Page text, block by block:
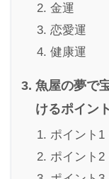
金運
恋愛運
健康運
魚屋の夢で
けるポイント
ポイント1
ポイント2